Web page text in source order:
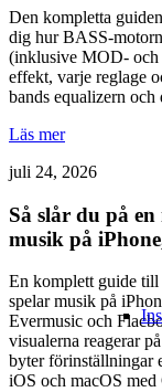
Den kompletta
dig hur BASS-
(inklusive MOD- och
effekt, varje reglage
bands equalizern och
Läs mer
juli 24, 2026
Så slår du på
musik på
En komplett guide till
spelar musik på
Evermusic och
visualerna reagerar
byter förinställningar
iOS och macOS